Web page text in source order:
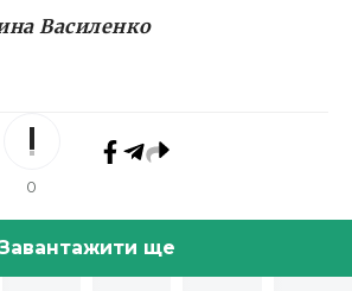
Василенко
0
ще